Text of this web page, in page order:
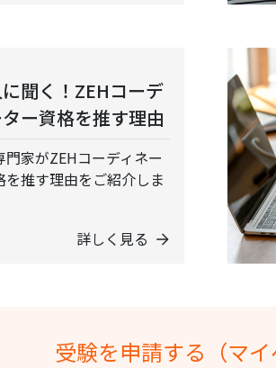
聞く！ZEHコーデ
ー資格を推す理由
門家がZEHコーディネー
を推す理由をご紹介しま
詳しく見る
受験を申請する（マイ